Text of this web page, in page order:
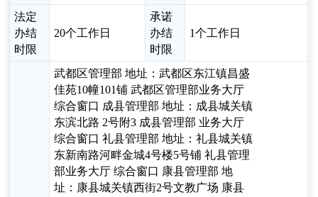
法定
办结
时限
20个工作日
承诺
办结
时限
1个工作日
武都区管理部 地址：武都区东江镇昌盛
佳苑10幢101铺 武都区管理部业务大厅
综合窗口 成县管理部 地址：成县城关镇
东滨北路 2号附3 成县管理部 业务大厅
综合窗口 礼县管理部 地址：礼县城关镇
东新南路河畔金城4号楼5号铺 礼县管理
部业务大厅 综合窗口 康县管理部 地
址：康县城关镇西街2号文教广场 康县